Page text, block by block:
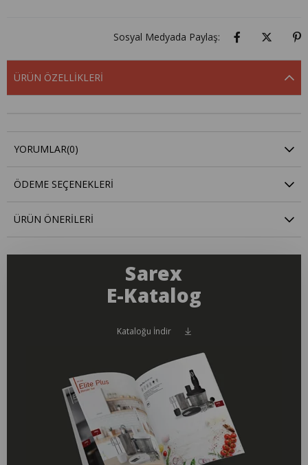
Sosyal Medyada Paylaş:
ÜRÜN ÖZELLIKLERI
YORUMLAR(0)
ÖDEME SEÇENEKLERI
ÜRÜN ÖNERILERI
Sarex
E-Katalog
Kataloğu İndir